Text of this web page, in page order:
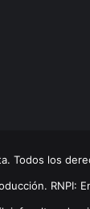
Todos los
RNPI: